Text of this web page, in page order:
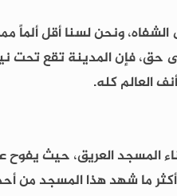
ونحن لسنا أقل ألماً
فإن المدينة تقع تحت
العالم كله.
المسجد العريق، حيث يفوح
ما شهد هذا المسجد من